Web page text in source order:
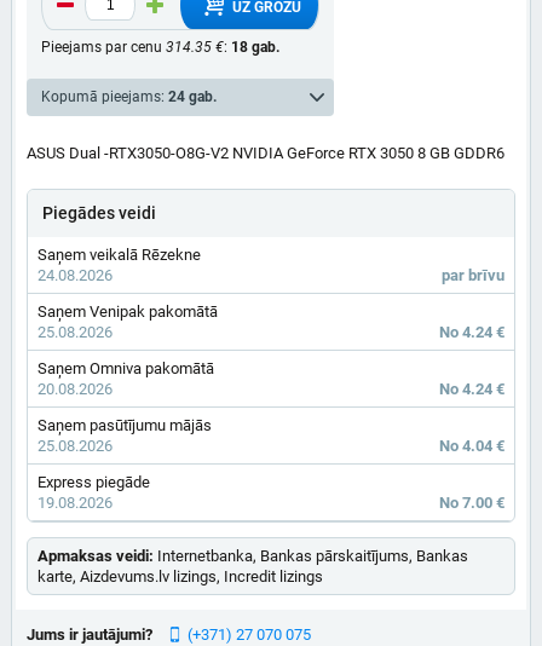
UZ GROZU
Pieejams par cenu 314.35 €: 18 gab.
Kopumā pieejams: 24 gab.
ASUS Dual -RTX3050-O8G-V2 NVIDIA GeForce RTX 3050 8 GB GDDR6
Piegādes veidi
Saņem veikalā Rēzekne
24.08.2026
par brīvu
Saņem Venipak pakomātā
25.08.2026
No 4.24 €
Saņem Omniva pakomātā
20.08.2026
No 4.24 €
Saņem pasūtījumu mājās
25.08.2026
No 4.04 €
Express piegāde
19.08.2026
No 7.00 €
Apmaksas veidi: Internetbanka, Bankas pārskaitījums, Bankas
karte, Aizdevums.lv lizings, Incredit lizings
Jums ir jautājumi?
(+371) 27 070 075